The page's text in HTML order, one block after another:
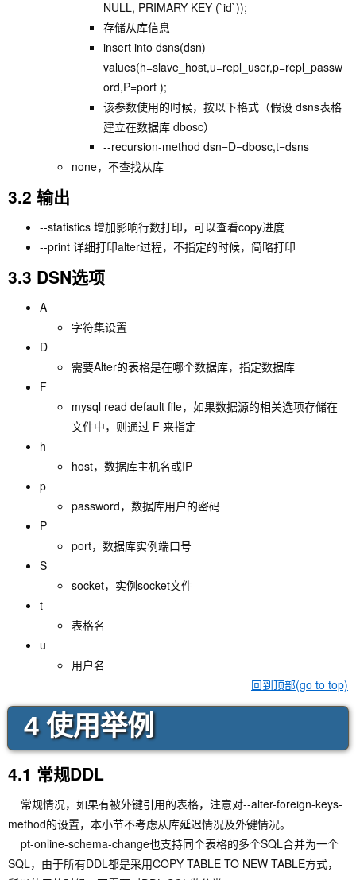
NULL, PRIMARY KEY (`id`));
存储从库信息
insert into dsns(dsn)
values(h=slave_host,u=repl_user,p=repl_passw
ord,P=port );
该参数使用的时候，按以下格式（假设 dsns表格
建立在数据库 dbosc）
--recursion-method dsn=D=dbosc,t=dsns
none，不查找从库
3.2 输出
--statistics 增加影响行数打印，可以查看copy进度
--print 详细打印alter过程，不指定的时候，简略打印
3.3 DSN选项
A
字符集设置
D
需要Alter的表格是在哪个数据库，指定数据库
F
mysql read default file，如果数据源的相关选项存储在
文件中，则通过 F 来指定
h
host，数据库主机名或IP
p
password，数据库用户的密码
P
port，数据库实例端口号
S
socket，实例socket文件
t
表格名
u
用户名
回到顶部(go to top)
4 使用举例
4.1 常规DDL
常规情况，如果有被外键引用的表格，注意对--alter-foreign-keys-
method的设置，本小节不考虑从库延迟情况及外键情况。
pt-online-schema-change也支持同个表格的多个SQL合并为一个
SQL，由于所有DDL都是采用COPY TABLE TO NEW TABLE方式，